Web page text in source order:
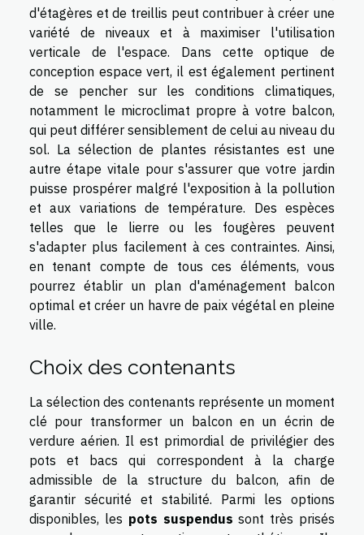
d'étagères et de treillis peut contribuer à créer une
variété de niveaux et à maximiser l'utilisation
verticale de l'espace. Dans cette optique de
conception espace vert, il est également pertinent
de se pencher sur les conditions climatiques,
notamment le microclimat propre à votre balcon,
qui peut différer sensiblement de celui au niveau du
sol. La sélection de plantes résistantes est une
autre étape vitale pour s'assurer que votre jardin
puisse prospérer malgré l'exposition à la pollution
et aux variations de température. Des espèces
telles que le lierre ou les fougères peuvent
s'adapter plus facilement à ces contraintes. Ainsi,
en tenant compte de tous ces éléments, vous
pourrez établir un plan d'aménagement balcon
optimal et créer un havre de paix végétal en pleine
ville.
Choix des contenants
La sélection des contenants représente un moment
clé pour transformer un balcon en un écrin de
verdure aérien. Il est primordial de privilégier des
pots et bacs qui correspondent à la charge
admissible de la structure du balcon, afin de
garantir sécurité et stabilité. Parmi les options
disponibles, les pots suspendus sont très prisés